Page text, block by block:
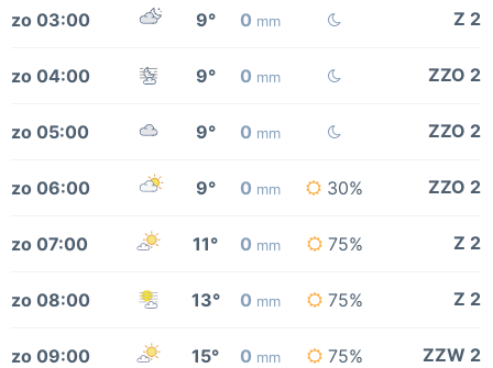
zo 03:00 9° 0 mm Z 2
zo 04:00 9° 0 mm ZZO 2
zo 05:00 9° 0 mm ZZO 2
zo 06:00 9° 0 mm 30% ZZO 2
zo 07:00 11° 0 mm 75% Z 2
zo 08:00 13° 0 mm 75% Z 2
zo 09:00 15° 0 mm 75% ZZW 2